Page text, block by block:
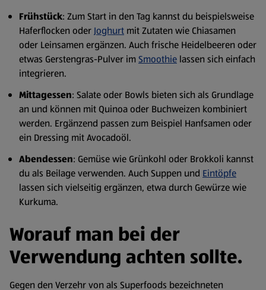
Frühstück: Zum Start in den Tag kannst du beispielsweise
Haferflocken oderJoghurt mit Zutaten wie Chiasamen
oder Leinsamen ergänzen. Auch frische Heidelbeeren oder
etwas Gerstengras-Pulver imSmoothie lassen sich einfach
integrieren.
Mittagessen: Salate oder Bowls bieten sich als Grundlage
an und können mit Quinoa oder Buchweizen kombiniert
werden. Ergänzend passen zum Beispiel Hanfsamen oder
ein Dressing mit Avocadoöl.
Abendessen: Gemüse wie Grünkohl oder Brokkoli kannst
du als Beilage verwenden. Auch Suppen und Eintöpfe
lassen sich vielseitig ergänzen, etwa durch Gewürze wie
Kurkuma.
Worauf man bei der
Verwendung achten sollte.
Gegen den Verzehr von als Superfoods bezeichneten